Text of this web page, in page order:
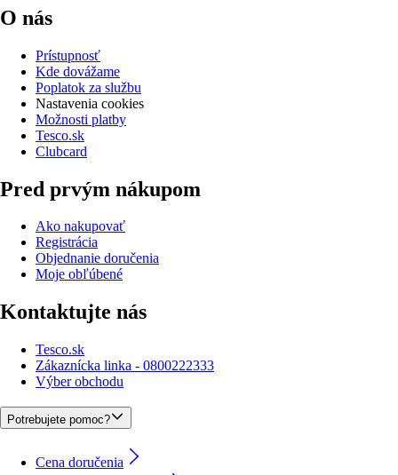
O nás
Prístupnosť
Kde dovážame
Poplatok za službu
Nastavenia cookies
Možnosti platby
Tesco.sk
Clubcard
Pred prvým nákupom
Ako nakupovať
Registrácia
Objednanie doručenia
Moje obľúbené
Kontaktujte nás
Tesco.sk
Zákaznícka linka - 0800222333
Výber obchodu
Potrebujete pomoc?
Cena doručenia